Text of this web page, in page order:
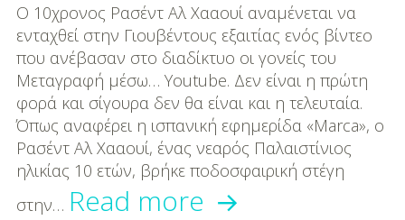
DIY
Διατροφή-Συνταγές
Συνταγές
Συμβουλές
Διατροφής
Υγεία – Ψυχολογία
Ο 10χρονος Ρασέντ Αλ Χααουί αναμένεται να
ενταχθεί στην Γιουβέντους εξαιτίας ενός βίντεο
που ανέβασαν στο διαδίκτυο οι γονείς του
Μεταγραφή μέσω… Youtube. Δεν είναι η πρώτη
φορά και σίγουρα δεν θα είναι και η τελευταία.
Όπως αναφέρει η ισπανική εφημερίδα «Marca», ο
Ρασέντ Αλ Χααουί, ένας νεαρός Παλαιστίνιος
ηλικίας 10 ετών, βρήκε ποδοσφαιρική στέγη
στην… Read more Η